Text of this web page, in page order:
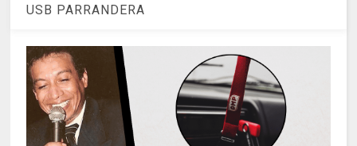
USB PARRANDERA